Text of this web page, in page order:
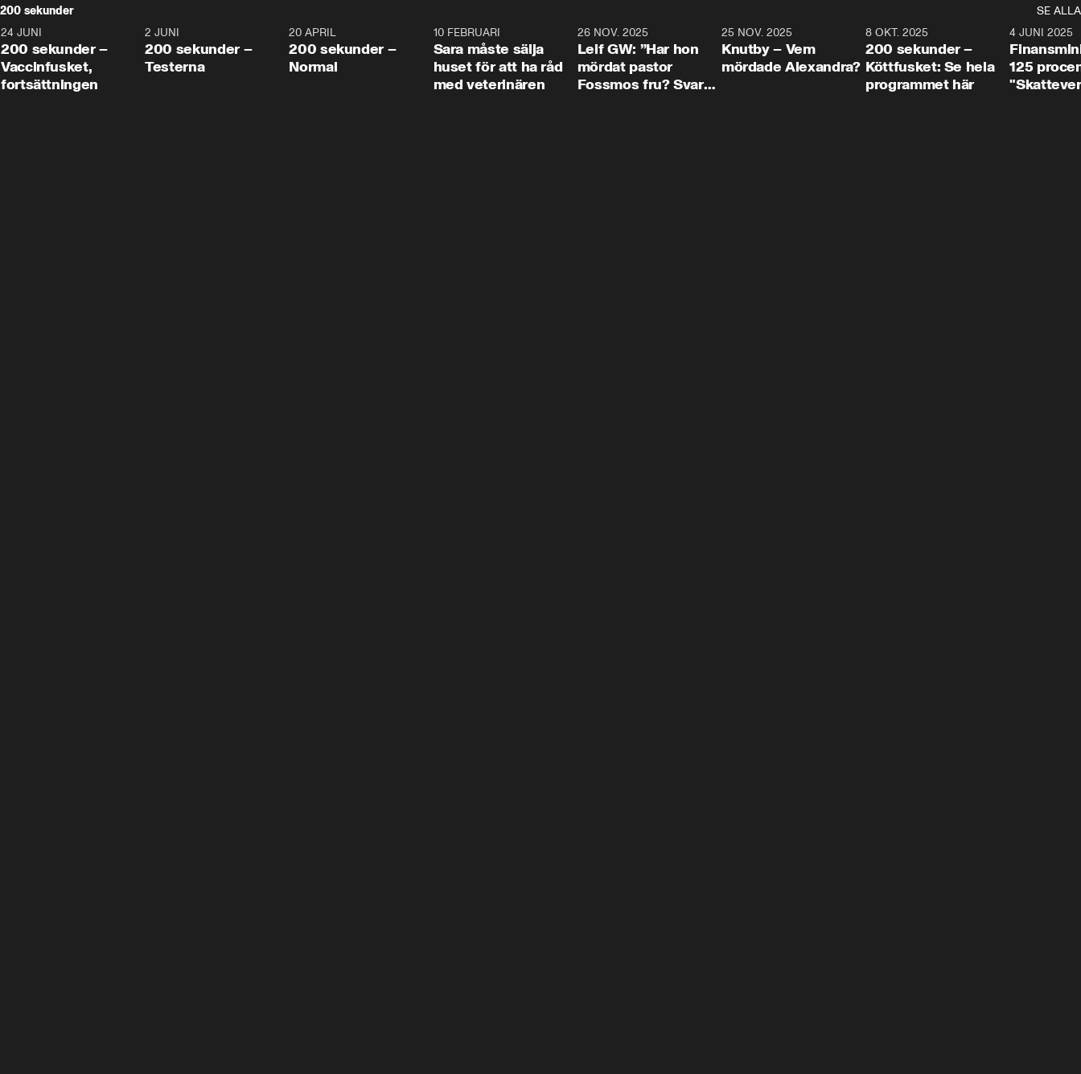
200 sekunder
SE ALLA
5:00
24 JUNI
200 sekunder –
Vaccinfusket,
fortsättningen
4:23
2 JUNI
200 sekunder –
Testerna
20 APRIL
200 sekunder –
Normal
10 FEBRUARI
Sara måste sälja
huset för att ha råd
med veterinären
26 NOV. 2025
Leif GW: ”Har hon
mördat pastor
Fossmos fru? Svar
31:05
25 NOV. 2025
Knutby – Vem
mördade Alexandra?
4:29
8 OKT. 2025
200 sekunder –
Köttfusket: Se hela
programmet här
4 JUNI 2025
125